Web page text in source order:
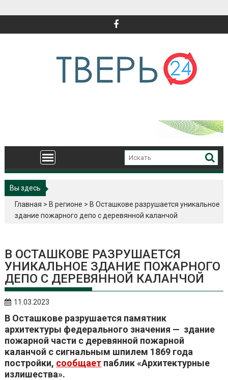
Вы здесь
Главная > В регионе > В Осташкове разрушается уникальное
здание пожарного депо с деревянной каланчой
В ОСТАШКОВЕ РАЗРУШАЕТСЯ
УНИКАЛЬНОЕ ЗДАНИЕ ПОЖАРНОГО
ДЕПО С ДЕРЕВЯННОЙ КАЛАНЧОЙ
11.03.2023
В Осташкове разрушается памятник
архитектуры федерального значения — здание
пожарной части с деревянной пожарной
каланчой с сигнальным шпилем 1869 года
постройки, сообщает паблик «Архитектурные
излишества».